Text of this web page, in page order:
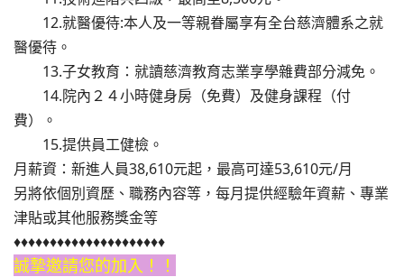
12.就醫優待:本人及一等親眷屬享有全台慈濟體系之就
醫優待。
13.子女教育：就讀慈濟教育志業享學雜費部分減免。
14.院內２４小時健身房（免費）及健身課程（付
費）。
15.提供員工健檢。
月薪資：新進人員38,610元起，最高可達53,610元/月
另將依個別資歷、職務內容等，每月提供經驗年資薪、專業
津貼或其他服務獎金等
♦♦♦♦♦♦♦♦♦♦♦♦♦♦♦♦♦♦♦♦♦
誠摯邀請您的加入！！